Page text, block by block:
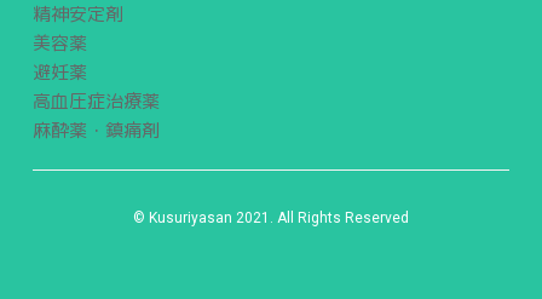
精神安定剤
美容薬
避妊薬
高血圧症治療薬
麻酔薬・鎮痛剤
© Kusuriyasan 2021. All Rights Reserved